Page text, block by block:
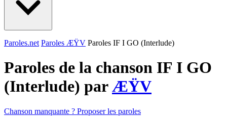
Paroles.net Paroles ÆŸV Paroles IF I GO (Interlude)
Paroles de la chanson IF I GO
(Interlude) parÆŸV
Chanson manquante ? Proposer les paroles